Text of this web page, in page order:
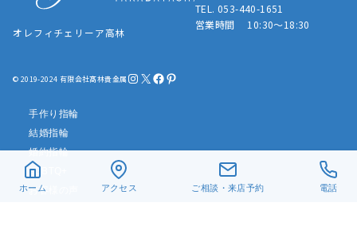
オレフィチェリーア高林
TEL. 053-440-1651
営業時間 10:30～18:30
© 2019-2024 有限会社髙林貴金属InstagramX Facebook Pinterest
手作り指輪
結婚指輪
婚約指輪
LGBTQ+
お客様の声
ホーム アクセス ご相談・来店予約 電話